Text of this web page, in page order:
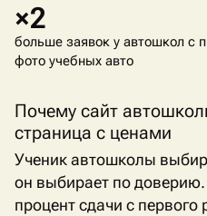
×2
больше заявок у автошкол с
фото учебных авто
Почему сайт
страница с ценами
Ученик автошколы
он выбирает по
процент сдачи с первого